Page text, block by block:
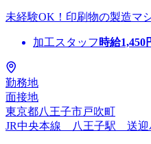
未経験OK！印刷物の製造マ
加工スタッフ 時給1,450
勤務地
面接地
東京都八王子市戸吹町
JR中央本線 八王子駅 送迎